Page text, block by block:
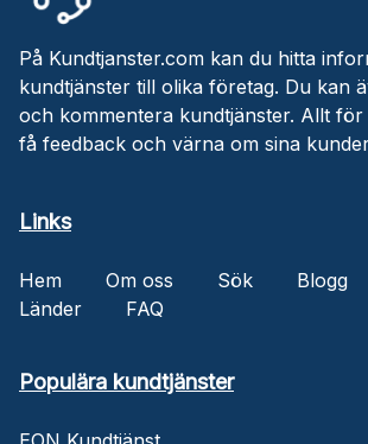
På Kundtjanster.com kan du hitta
kundtjänster till olika företag. Du kan
och kommentera kundtjänster. Allt
få feedback och värna om sina
Links
Hem Om oss Sök Blogg
Länder
FAQ
Populära kundtjänster